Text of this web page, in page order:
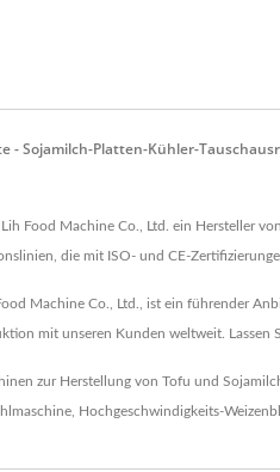
- Sojamilch-Platten-Kühler-
Food Machine Co., Ltd. ein Hersteller
die mit ISO- und CE-
Machine Co., Ltd., ist ein führender
mit unseren Kunden weltweit.
zur Herstellung von Tofu und
Hochgeschwindigkeits-